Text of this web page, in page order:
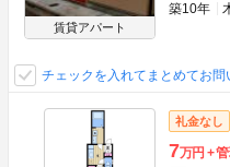
賃貸アパート
築10年
チェックを入れてまとめてお問
礼金なし
7万円